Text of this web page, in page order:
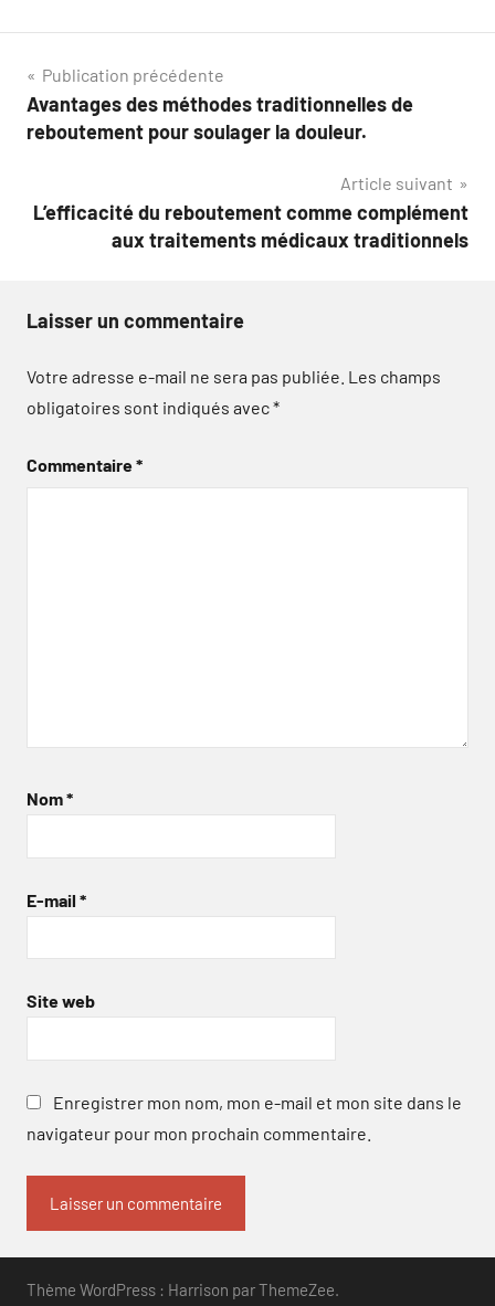
Navigation
de
Publication précédente
Avantages des méthodes traditionnelles de
reboutement pour soulager la douleur.
Article suivant
L’efficacité du reboutement comme complément
aux traitements médicaux traditionnels
Laisser un commentaire
Votre adresse e-mail ne sera pas publiée. Les champs
obligatoires sont indiqués avec*
Commentaire*
Nom*
E-mail *
Site web
Enregistrer mon nom, mon e-mail et mon site dans le
navigateur pour mon prochain commentaire.
Thème WordPress : Harrison par ThemeZee.